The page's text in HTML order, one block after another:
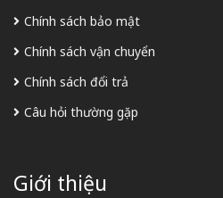
Chính sách bảo mật
Chính sách vận chuyển
Chính sách đổi trả
Câu hỏi thường gặp
Giới thiệu